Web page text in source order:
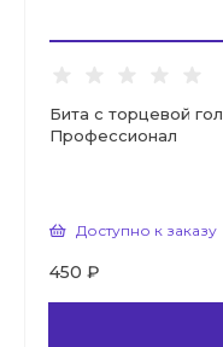
Бита с торцевой
Профессионал
Доступно к заказу
450 ₽